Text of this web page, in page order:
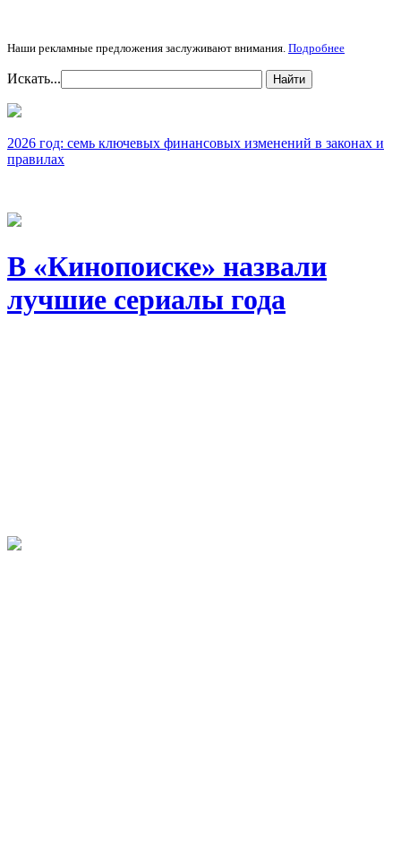
Наши рекламные предложения заслуживают внимания. Подробнее
Искать... Найти
2026 год: семь ключевых финансовых изменений в законах и
правилах
В «Кинопоиске» назвали
лучшие сериалы года